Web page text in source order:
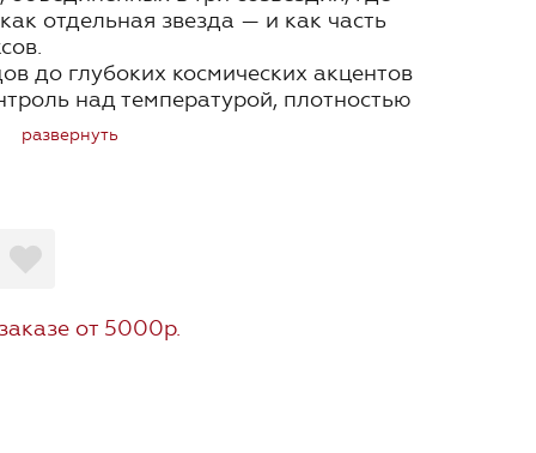
отдельная звезда — и как часть
до глубоких космических акцентов
над температурой, плотностью
эффекты или сложные
уже выстроено, как идеальная
развернуть
от 5000р.